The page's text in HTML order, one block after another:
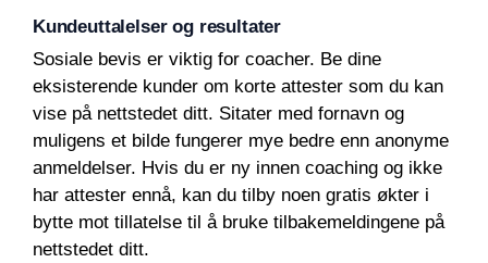
Kundeuttalelser og resultater
Sosiale bevis er viktig for coacher. Be dine
eksisterende kunder om korte attester som du kan
vise på nettstedet ditt. Sitater med fornavn og
muligens et bilde fungerer mye bedre enn anonyme
anmeldelser. Hvis du er ny innen coaching og ikke
har attester ennå, kan du tilby noen gratis økter i
bytte mot tillatelse til å bruke tilbakemeldingene på
nettstedet ditt.